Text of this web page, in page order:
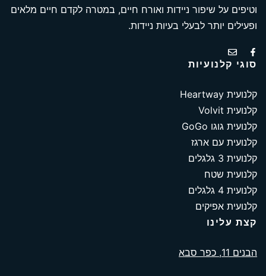
וטיפים על שיפור ניידות ואורח חיים, במטרה לקדם חיים מלאים
ופעילים יותר לבעלי בעיות ניידות.
סוגי קלנועיות
קלנועית Heartway
קלנועית Volvit
קלנועית גוגו GoGo
קלנועית עם ארגז
קלנועית 3 גלגלים
קלנועית שטח
קלנועית 4 גלגלים
קלנועית אפיקים
קצת עלינו
הבנים 11, כפר סבא